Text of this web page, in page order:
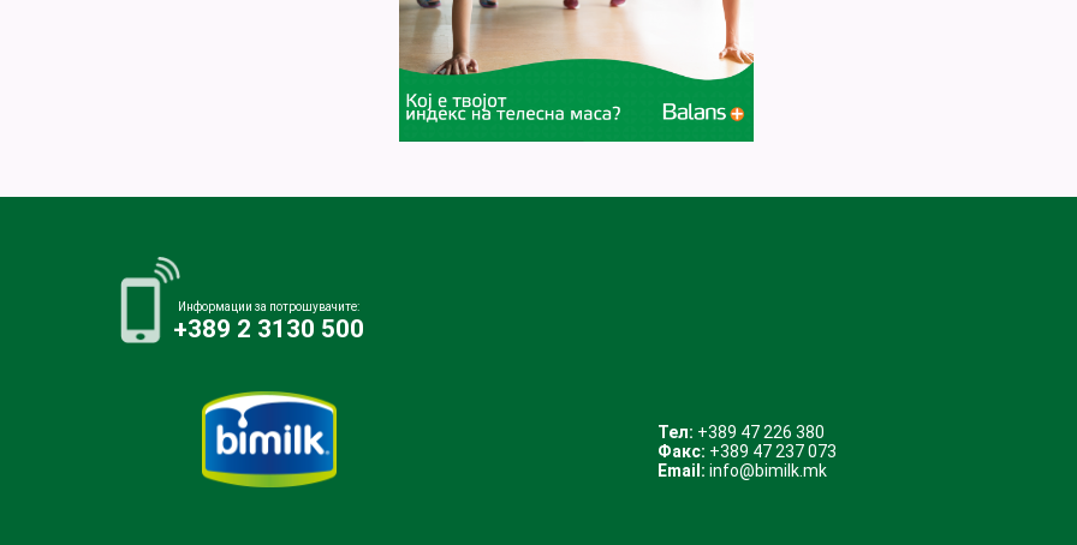
Информации за потрошувачите:
+389 2 3130 500
Тел: +389 47 226 380
Факс: +389 47 237 073
Email: info@bimilk.mk